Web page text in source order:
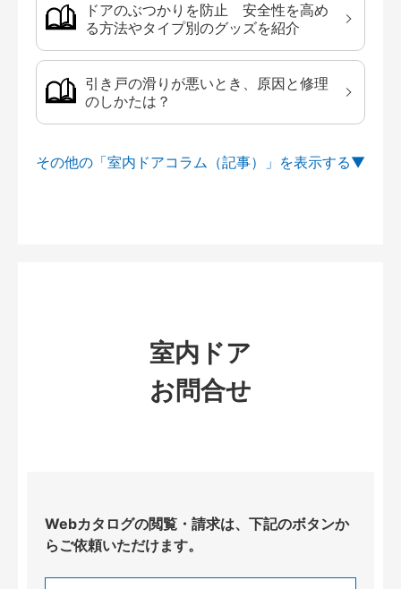
ドアのぶつかりを防止 安全性を高め
る方法やタイプ別のグッズを紹介
引き戸の滑りが悪いとき、原因と修理
のしかたは？
その他の「室内ドアコラム（記事）」を
室内ドア
お問合せ
Webカタログの閲覧・請求は、下記のボタンか
らご依頼いただけます。